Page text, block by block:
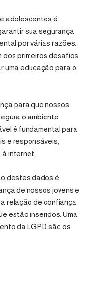
adolescentes é
sua segurança
por várias razões.
dos primeiros desafios
uma educação para o
para que nossos
o ambiente
é fundamental para
e responsáveis,
internet.
destes dados é
de nossos jovens e
relação de confiança
estão inseridos. Uma
da LGPD são os